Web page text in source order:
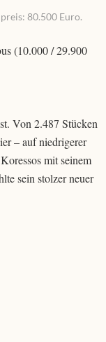
80.500 Euro.
(10.000 / 29.900
Von 2.487 Stücken
– auf niedrigerer
mit seinem
sein stolzer neuer